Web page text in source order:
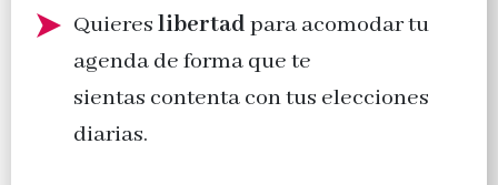
Quieres libertad para acomodar tu
agenda de forma que te
sientas contenta con tus elecciones
diarias.